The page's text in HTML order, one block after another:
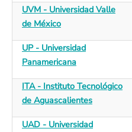
UVM - Universidad Valle
de México
UP - Universidad
Panamericana
ITA - Instituto Tecnológico
de Aguascalientes
UAD - Universidad